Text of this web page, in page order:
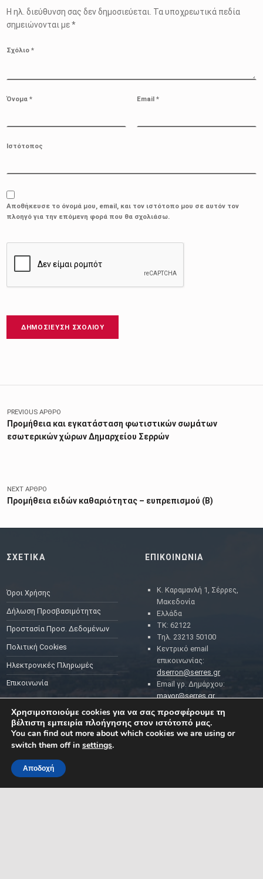
Η ηλ. διεύθυνση σας δεν δημοσιεύεται. Τα υποχρεωτικά πεδία
σημειώνονται με*
Σχόλιο*
Όνομα* Email *
Ιστότοπος
Αποθήκευσε το όνομά μου, email, και τον ιστότοπο μου σε αυτόν τον
πλοηγό για την επόμενη φορά που θα σχολιάσω.
Πλοήγηση άρθρων
PREVIOUS ΆΡΘΡΟ
Προμήθεια και εγκατάσταση φωτιστικών σωμάτων
εσωτερικών χώρων Δημαρχείου Σερρών
NEXT ΆΡΘΡΟ
Προμήθεια ειδών καθαριότητας – ευπρεπισμού (Β)
ΣΧΕΤΙΚΑ
Όροι Χρήσης
Δήλωση Προσβασιμότητας
Προστασία Προσ. Δεδομένων
Πολιτική Cookies
Ηλεκτρονικές Πληρωμές
Επικοινωνία
ΕΠΙΚΟΙΝΩΝΙΑ
Κ. Καραμανλή 1, Σέρρες,
Μακεδονία
Ελλάδα
ΤΚ: 62122
Τηλ. 23213 50100
Κεντρικό email
επικοινωνίας:
dserron@serres.gr
Email γρ. Δημάρχου:
mayor@serres.gr
Email DPO (Υπευθύνου
Προστασίας Δεδομένων):
dpo@serres.gr
ΡΟΗ ΕΙΔΗΣΕΩΝ
ΔΗΜΟΤΗ ΚΑΙ ΤΗΣ
Χρησιμοποιούμε cookies για να σας προσφέρουμε τη
βέλτιστη εμπειρία πλοήγησης στον ιστότοπό μας.
You can find out more about which cookies we are using or
switch them off in settings.
Αποδοχή